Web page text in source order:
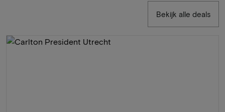
Bekijk alle deals